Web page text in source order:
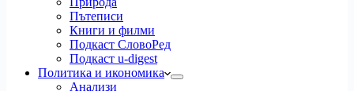
Пътеписи
Книги и филми
Подкаст СловоРед
Подкаст u-digest
Политика и икономика
Анализи